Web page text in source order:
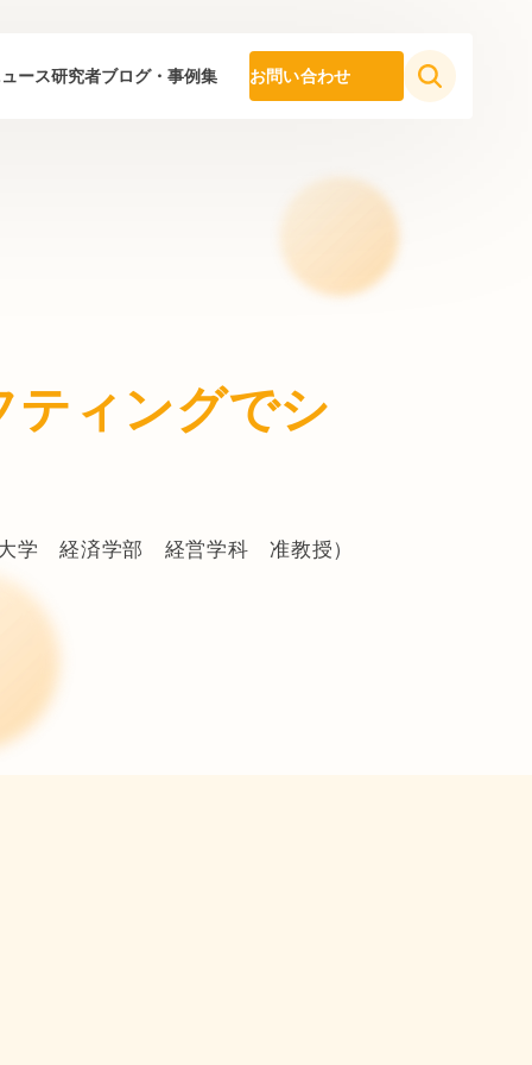
ース研究者ブログ・事例集 お問い合わせ
ティングでシ
大学 経済学部 経営学科 准教授）